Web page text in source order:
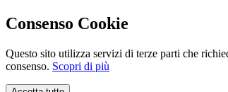
Consenso Cookie
Questo sito utilizza servizi di terze parti che
consenso. Scopri di più